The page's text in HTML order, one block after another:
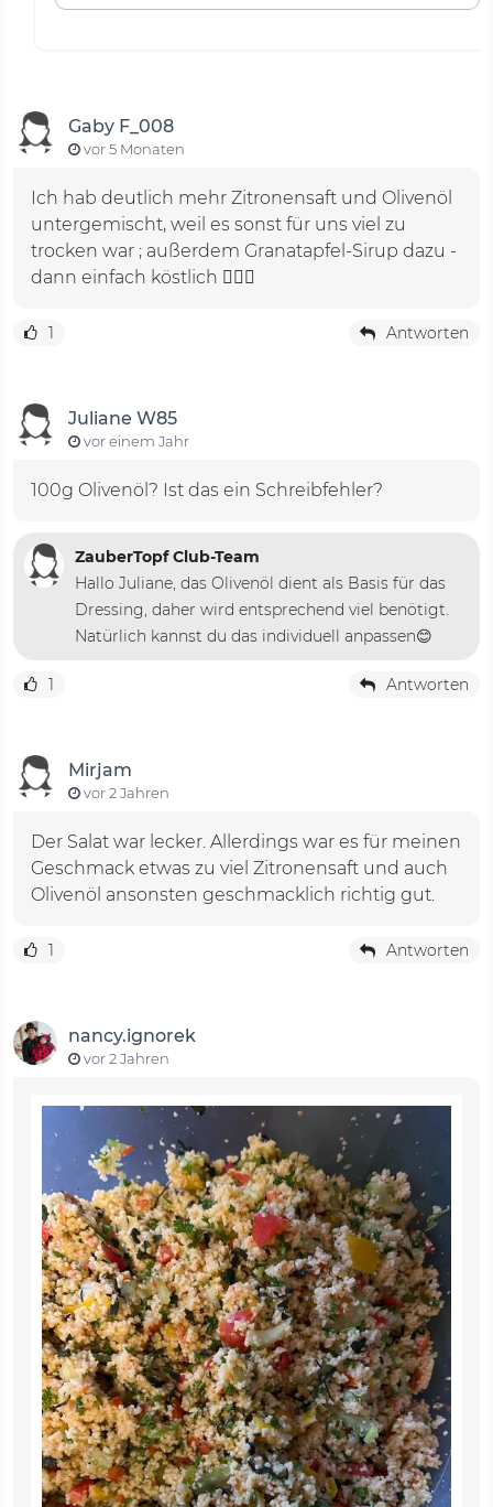
Gaby F_008
vor 5 Monaten
Ich hab deutlich mehr Zitronensaft und Olivenöl
untergemischt, weil es sonst für uns viel zu
trocken war ; außerdem Granatapfel-Sirup dazu -
dann einfach köstlich 👍🏼😋
1 Antworten
Juliane W85
vor einem Jahr
100g Olivenöl? Ist das ein Schreibfehler?
ZauberTopf Club-Team
Hallo Juliane, das Olivenöl dient als Basis für das
Dressing, daher wird entsprechend viel benötigt.
Natürlich kannst du das individuell anpassen😊
1 Antworten
Mirjam
vor 2 Jahren
Der Salat war lecker. Allerdings war es für meinen
Geschmack etwas zu viel Zitronensaft und auch
Olivenöl ansonsten geschmacklich richtig gut.
1 Antworten
nancy.ignorek
vor 2 Jahren